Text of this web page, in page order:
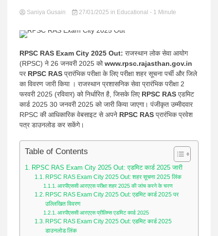
News
Saniya Gusain 27/01/2025 in Educational - 1 Minute
RPSC RAS Exam City 2025 Out: राजस्थान लोक सेवा आयोग
(RPSC) ने 26 जनवरी 2025 कोwww.rpsc.rajasthan.gov.in
पर RPSC RAS ​​प्रारंभिक परीक्षा के लिए परीक्षा शहर सूचना पर्ची और जिले
का विवरण जारी किया । राजस्थान प्रशासनिक सेवा प्रारंभिक परीक्षा 2
फरवरी 2025 (रविवार) को निर्धारित है, जिसके लिए RPSC RAS ​​ एडमिट
कार्ड 2025 30 जनवरी 2025 को जारी किया जाएगा। पंजीकृत उम्मीदवार
RPSC की आधिकारिक वेबसाइट से अपने RPSC RAS ​​प्रारंभिक प्रवेश
पत्र डाउनलोड कर सकेंगे।
Table of Contents
RPSC RAS Exam City 2025 Out: एडमिट कार्ड 2025 जारी
RPSC RAS Exam City 2025 Out: शहर सूचना 2025 लिंक
आरपीएससी आरएएस परीक्षा शहर 2025 की जांच करने के चरण
RPSC RAS Exam City 2025 Out: एडमिट कार्ड 2025 पर
उल्लिखित विवरण
आरपीएससी आरएएस प्रीलिम्स एडमिट कार्ड 2025
RPSC RAS Exam City 2025 Out: एडमिट कार्ड 2025
डाउनलोड लिंक